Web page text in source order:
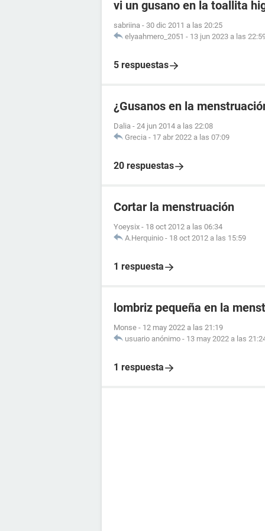
vi un gusano en la toallita
sabriina - 30 dic 2011 a las 20:25
elyaahmero_2051 - 13 jun 2023 a las
5 respuestas
¿Gusanos en la
Dalia - 24 jun 2014 a las 22:08
Grecia - 17 abr 2022 a las 07:09
20 respuestas
Cortar la menstruación
Yoeysix - 18 oct 2012 a las 06:34
A.Herquinio - 18 oct 2012 a las 15:59
1 respuesta
lombriz pequeña en la
Monse - 12 may 2022 a las 21:19
usuario anónimo - 13 may 2022 a las
1 respuesta